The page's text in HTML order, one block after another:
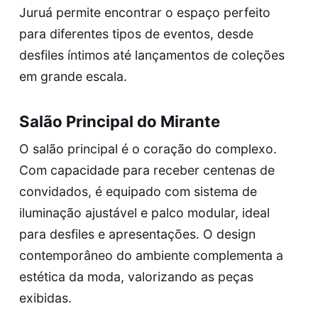
Juruá permite encontrar o espaço perfeito
para diferentes tipos de eventos, desde
desfiles íntimos até lançamentos de coleções
em grande escala.
Salão Principal do Mirante
O salão principal é o coração do complexo.
Com capacidade para receber centenas de
convidados, é equipado com sistema de
iluminação ajustável e palco modular, ideal
para desfiles e apresentações. O design
contemporâneo do ambiente complementa a
estética da moda, valorizando as peças
exibidas.